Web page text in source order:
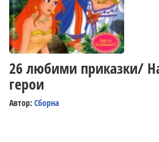
26 любими приказки/
герои
Автор: Сборна